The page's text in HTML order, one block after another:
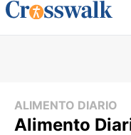
ALIMENTO DIARIO
Alimento